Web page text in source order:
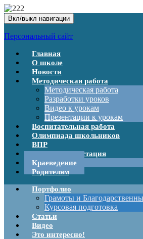
Вкл/выкл навигации
Персональный сайт
Главная
О школе
Новости
Методическая работа
Методическая работа
Разработки уроков
Видео к урокам
Презентации к урокам
Воспитательная работа
Олимпиада школьников
ВПР
Итоговая аттестация
Краеведение
Родителям
Портфолио
Грамоты и
Курсовая подготовка
Статьи
Видео
Это интересно!